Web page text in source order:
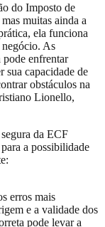
do Imposto de
muitas ainda a
ela funciona
As
pode enfrentar
sua capacidade de
obstáculos na
Lionello,
da ECF
a possibilidade
erros mais
e a validade dos
pode levar a